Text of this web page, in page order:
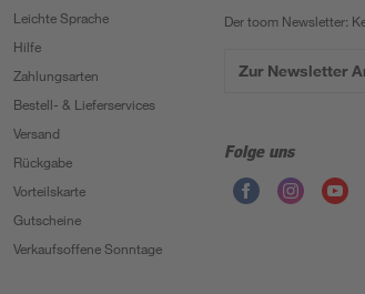
Leichte Sprache
Hilfe
Zahlungsarten
Bestell- & Lieferservices
Versand
Rückgabe
Vorteilskarte
Gutscheine
Verkaufsoffene Sonntage
Der toom Newsletter:
Zur Newsletter
Folge uns